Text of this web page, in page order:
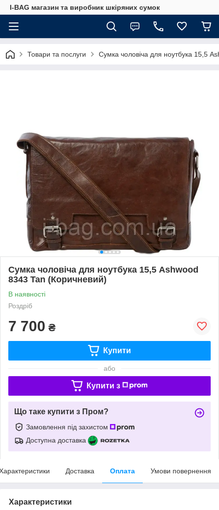
I-BAG магазин та виробник шкіряних сумок
Товари та послуги Сумка чоловіча для ноутбука 15,5
Сумка чоловіча для ноутбука 15,5 Ashwood
8343 Tan (Коричневий)
В наявності
Роздріб
7 700 ₴
Купити
або
Купити з
Що таке купити з Пром?
Замовлення під захистом
Доступна доставка
Доставка Оплата Умови повернення
Характеристики